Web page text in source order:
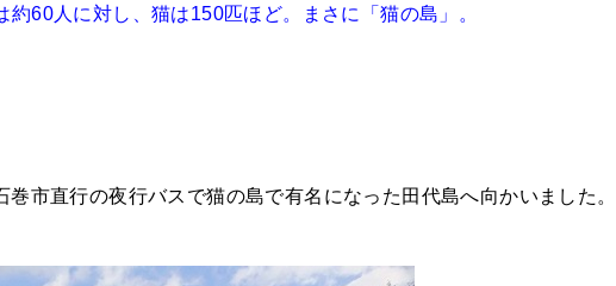
60人に対し、猫は150匹ほど。まさに「猫の島」。
市直行の夜行バスで猫の島で有名になった田代島へ向かいました。